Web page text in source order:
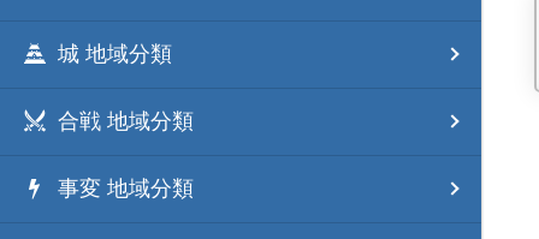
城 地域分類
合戦 地域分類
事変 地域分類